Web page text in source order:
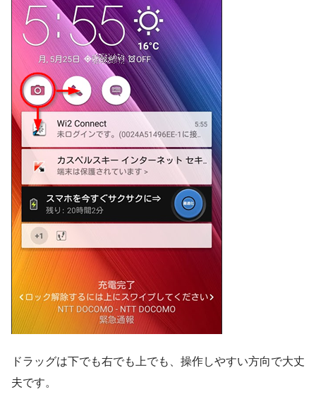
ドラッグは下でも右でも上でも、操作しやすい方向で大丈
夫です。